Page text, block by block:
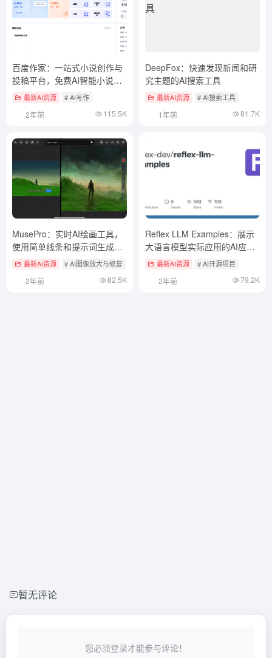
百度作家：一站式小说创作与
投稿平台，免费AI智能小说写
作工具
最新AI资源 # AI写作
2年前 115.5K
DeepFox：快速发现新闻和研
究主题的AI搜索工具
最新AI资源 # AI搜索工具
1年前 81.7K
MusePro：实时AI绘画工具，
使用简单线条和提示词生成图
像 最新AI资源 # AI图像放大与修复 # AI涂鸦生成绘画 # AI自部署图像生成工具
2年前 82.5K
Reflex LLM Examples：展示
大语言模型实际应用的AI应用
集合最新AI资源 # AI开源项目
2年前 79.2K
暂无评论
您必须登录才能参与评论！